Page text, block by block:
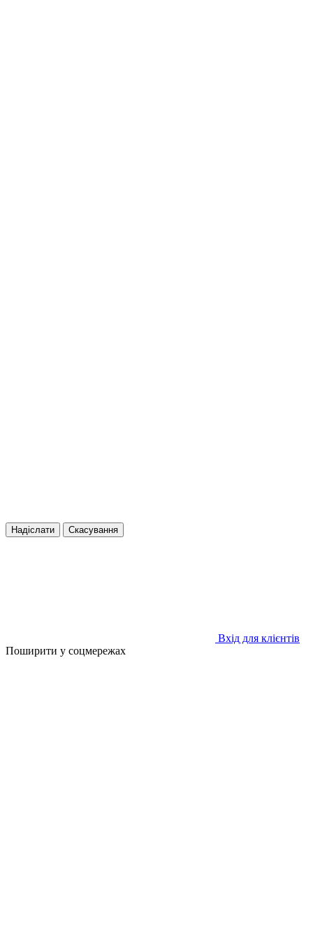
Надіслати Скасування
Вхід для клієнтів
Поширити у соцмережах